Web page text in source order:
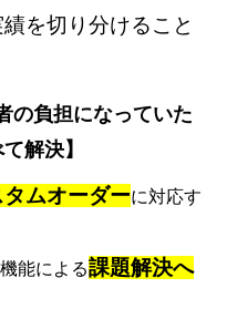
を切り分けること
の負担になっていた
解決】
ムオーダーに対応す
能による課題解決へ